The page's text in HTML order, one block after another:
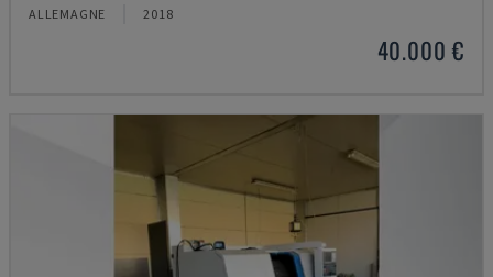
ALLEMAGNE 2018
40.000 €